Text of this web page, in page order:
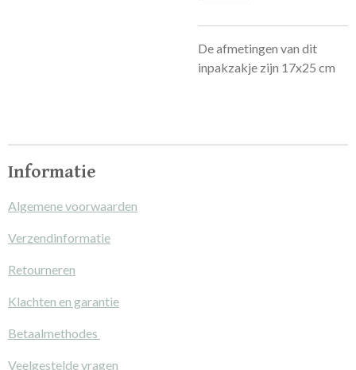
De afmetingen van dit
inpakzakje zijn 17x25 cm
Informatie
Algemene voorwaarden
Verzendinformatie
Retourneren
Klachten en garantie
Betaalmethodes
Veelgestelde vragen